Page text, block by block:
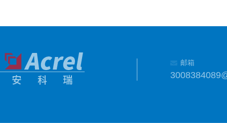
邮箱